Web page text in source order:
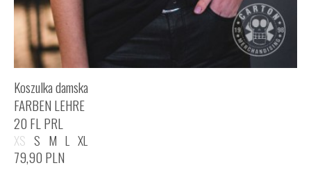
Koszulka damska
FARBEN LEHRE
20 FL PRL
XS S M L XL
79,90 PLN